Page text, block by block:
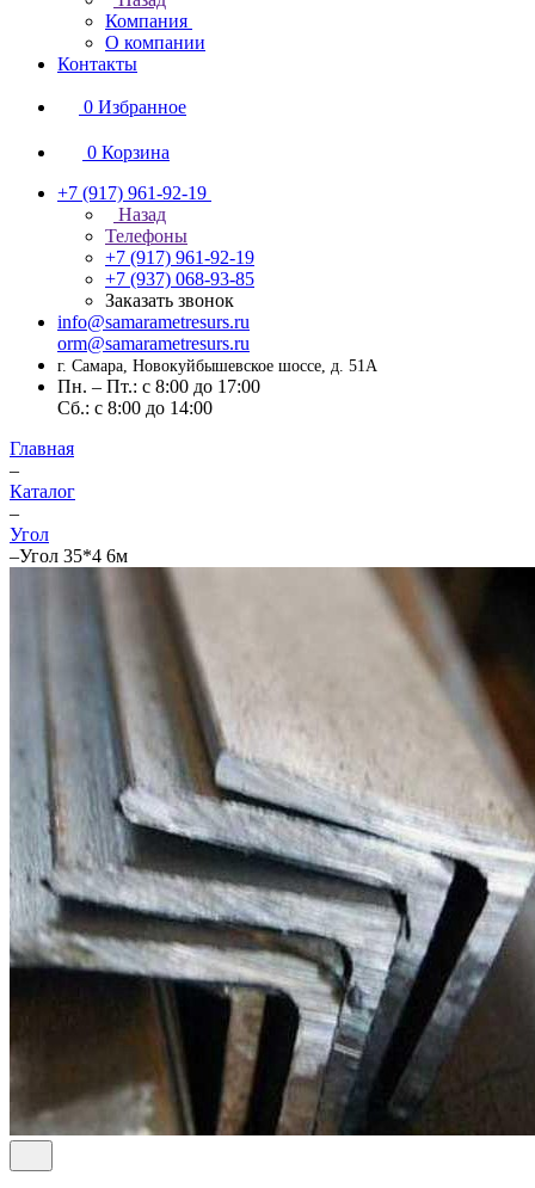
Компания
О компании
Контакты
0 Избранное
0 Корзина
+7 (917) 961-92-19
Назад
Телефоны
+7 (917) 961-92-19
+7 (937) 068-93-85
Заказать звонок
info@samarametresurs.ru
orm@samarametresurs.ru
г. Самара, Новокуйбышевское шоссе, д. 51А
Пн. – Пт.: с 8:00 до 17:00
Cб.: с 8:00 до 14:00
Главная
–
Каталог
–
Угол
–Угол 35*4 6м